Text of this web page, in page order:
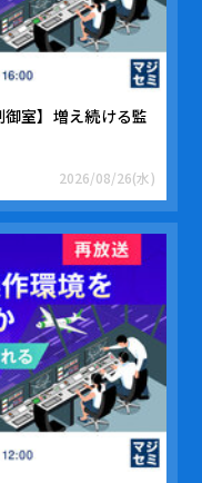
御室】増え続ける監
2026/08/26(水)